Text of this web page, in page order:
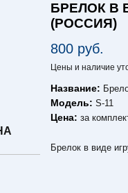
БРЕЛОК В
(РОССИЯ)
800 руб.
Цены и наличие
Название:
Модель:S-11
Цена:за
Брелок в виде